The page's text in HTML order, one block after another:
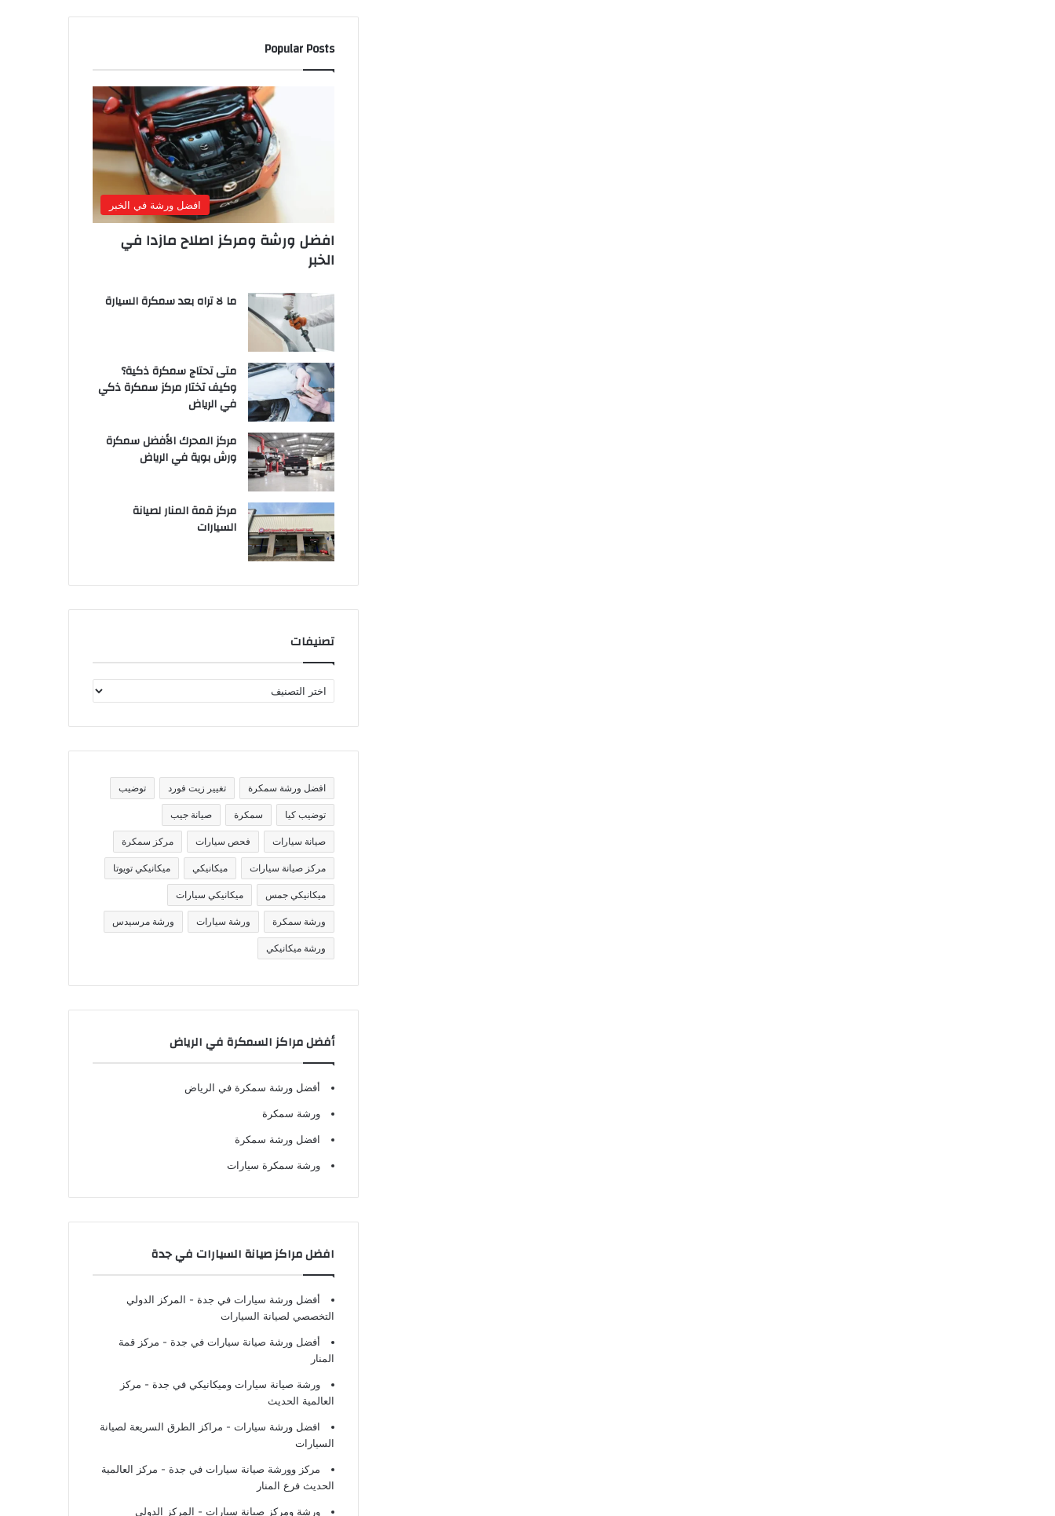
Popular Posts
افضل ورشة في الخبر
افضل ورشة ومركز اصلاح مازدا في
الخبر
ما لا تراه بعد سمكرة السيارة
متى تحتاج سمكرة ذكية؟
وكيف تختار مركز سمكرة ذكي
في الرياض
مركز المحرك الأفضل سمكرة
ورش بوية في الرياض
مركز قمة المنار لصيانة
السيارات
تصنيفات
ص
ف
تافضل ورشة سمكرة تغيير زيت فورد توضيب
توضيب كيا سمكرة صيانة جيب
صيانة سيارات فحص سيارات مركز سمكرة
مركز صيانة سيارات ميكانيكي ميكانيكي تويوتا
ميكانيكي جمس ميكانيكي سيارات
ورشة سمكرة ورشة سيارات ورشة مرسيدس
ورشة ميكانيكي
أفضل مراكز السمكرة في الرياض
أفضل ورشة سمكرة في الرياض
ورشة سمكرة
افضل ورشة سمكرة
ورشة سمكرة سيارات
افضل مراكز صيانة السيارات في جدة
أفضل ورشة سيارات في جدة - المركز الدولي
التخصصي لصيانة السيارات
أفضل ورشة صيانة سيارات في جدة - مركز قمة
المنار
ورشة صيانة سيارات وميكانيكي في جدة - مركز
العالمية الحديث
افضل ورشة سيارات - مراكز الطرق السريعة لصيانة
السيارات
مركز وورشة صيانة سيارات في جدة - مركز العالمية
الحديث فرع المنار
ورشة ومركز صيانة سيارات - المركز الدولي